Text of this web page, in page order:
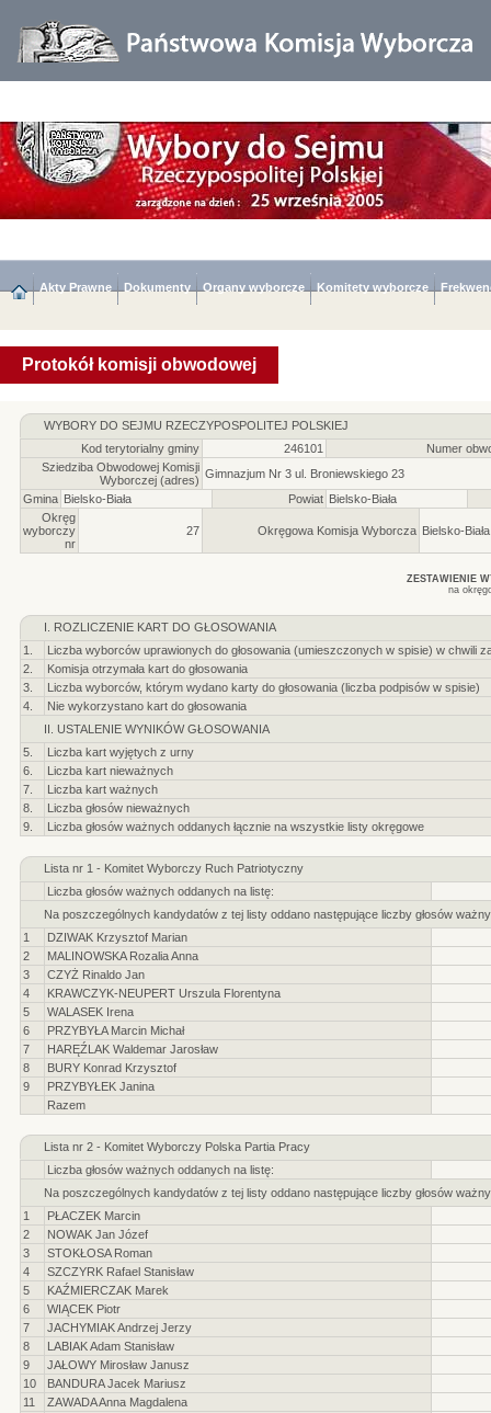
Akty Prawne Dokumenty Organy wyborcze Komitety wyborcze
Protokół komisji obwodowej
WYBORY DO SEJMU RZECZYPOSPOLITEJ POLSKIEJ
Kod terytorialny gminy
246101
Numer
Sziedziba Obwodowej Komisji
Wyborczej (adres) Gimnazjum Nr 3 ul. Broniewskiego 23
Gmina Bielsko-Biała Powiat Bielsko-Biała
Okręg
wyborczy
nr
27 Okręgowa Komisja Wyborcza Bielsko-Biała
ZESTAWIENIE
na
I. ROZLICZENIE KART DO GŁOSOWANIA
1.
Liczba wyborców uprawionych do głosowania (umieszczonych w spisie) w chwili
2.
Komisja otrzymała kart do głosowania
3.
Liczba wyborców, którym wydano karty do głosowania (liczba podpisów w spisie)
4.
Nie wykorzystano kart do głosowania
II. USTALENIE WYNIKÓW GŁOSOWANIA
5.
Liczba kart wyjętych z urny
6.
Liczba kart nieważnych
7.
Liczba kart ważnych
8.
Liczba głosów nieważnych
9.
Liczba głosów ważnych oddanych łącznie na wszystkie listy okręgowe
Lista nr 1 - Komitet Wyborczy Ruch Patriotyczny
Liczba głosów ważnych oddanych na listę:
Na poszczególnych kandydatów z tej listy oddano następujące liczby głosów
1
DZIWAK Krzysztof Marian
2
MALINOWSKA Rozalia Anna
3
CZYŻ Rinaldo Jan
4
KRAWCZYK-NEUPERT Urszula Florentyna
5
WALASEK Irena
6
PRZYBYŁA Marcin Michał
7
HARĘŹLAK Waldemar Jarosław
8
BURY Konrad Krzysztof
9
PRZYBYŁEK Janina
Razem
Lista nr 2 - Komitet Wyborczy Polska Partia Pracy
Liczba głosów ważnych oddanych na listę:
Na poszczególnych kandydatów z tej listy oddano następujące liczby głosów
1
PŁACZEK Marcin
2
NOWAK Jan Józef
3
STOKŁOSA Roman
4
SZCZYRK Rafael Stanisław
5
KAŹMIERCZAK Marek
6
WIĄCEK Piotr
7
JACHYMIAK Andrzej Jerzy
8
LABIAK Adam Stanisław
9
JAŁOWY Mirosław Janusz
10
BANDURA Jacek Mariusz
11
ZAWADA Anna Magdalena